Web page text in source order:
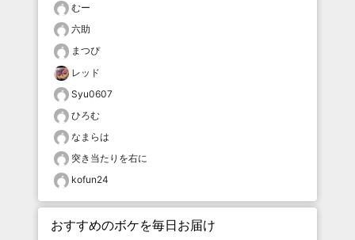
むー
六助
まつぴ
レッド
Syu0607
ひろむ
なまらは
突き当たりを右に
kofun24
おすすめのボケを毎日お届け